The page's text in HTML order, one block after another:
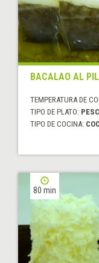
BACALAO AL
TEMPERATURA DE
TIPO DE PLATO:
TIPO DE COCINA:
80 min